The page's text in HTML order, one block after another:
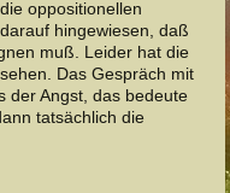
oppositionellen
hingewiesen, daß
muß. Leider hat die
Das Gespräch mit
der Angst, das bedeute
tatsächlich die